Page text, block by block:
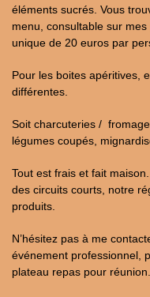
éléments sucrés. Vous
menu, consultable sur
unique de 20 euros par
Pour les boites apéritives,
différentes.
Soit charcuteries /
légumes coupés,
Tout est frais et fait
des circuits courts, notre
produits.
N’hésitez pas à me
événement professionnel,
plateau repas pour réunion.